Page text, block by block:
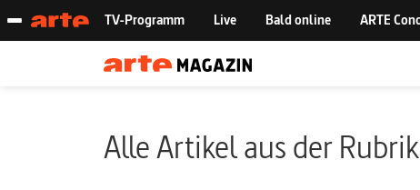
Alle Artikel aus der Rubrik